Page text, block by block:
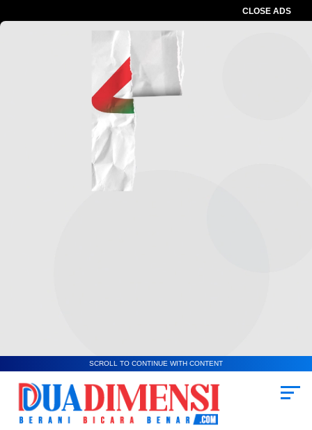
CLOSE ADS
SCROLL TO CONTINUE WITH CONTENT